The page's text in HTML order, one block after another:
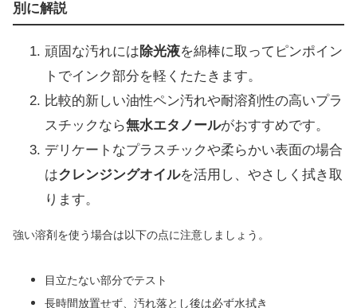
別に解説
頑固な汚れには除光液を綿棒に取ってピンポイン
トでインク部分を軽くたたきます。
比較的新しい油性ペン汚れや耐溶剤性の高いプラ
スチックなら無水エタノールがおすすめです。
デリケートなプラスチックや柔らかい表面の場合
はクレンジングオイルを活用し、やさしく拭き取
ります。
強い溶剤を使う場合は以下の点に注意しましょう。
目立たない部分でテスト
長時間放置せず、汚れ落とし後は必ず水拭き